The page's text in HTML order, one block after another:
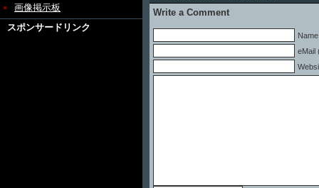
画像掲示板
スポンサードリンク
Write a Comment
eMail